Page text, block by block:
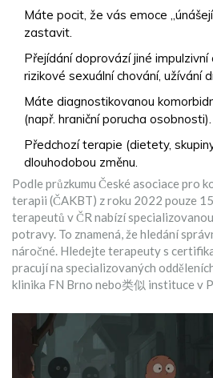
Máte pocit, že vás emoce
zastavit.
Přejídání doprovází jiné impulzivní
rizikové sexuální chování, užívání
Máte diagnostikovanou
(např. hraniční porucha osobnosti).
Předchozí terapie (dietety,
dlouhodobou změnu.
Podle průzkumu České asociace pro
terapii (ČAKBT) z roku 2022 pouze
terapeutů v ČR nabízí
potravy. To znamená, že hledání
náročné. Hledejte terapeuty s
pracují na specializovaných
klinika FN Brno nebo类似 instituce v